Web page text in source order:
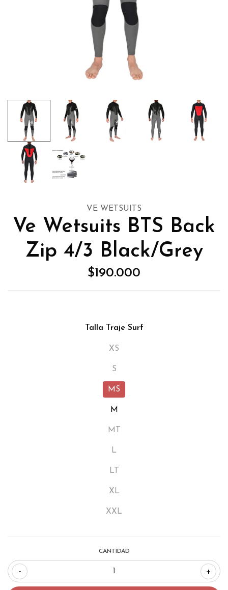
VE WETSUITS
Ve Wetsuits BTS Back
Zip 4/3 Black/Grey
$190.000
Talla Traje Surf
XS
S
MS
M
MT
L
LT
XL
XXL
CANTIDAD
- +